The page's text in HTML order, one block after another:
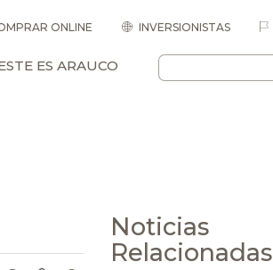
ONLINE INVERSIONISTAS
ES ARAUCO
Noticias
Relacionadas